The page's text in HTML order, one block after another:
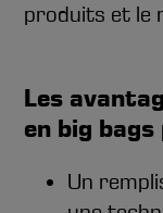
produits et le
Les
en big
Un